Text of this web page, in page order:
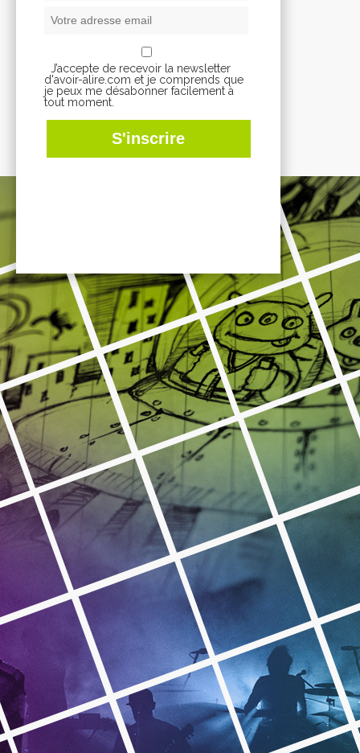
J’accepte de recevoir la newsletter
d'avoir-alire.com et je comprends que
je peux me désabonner facilement à
tout moment.